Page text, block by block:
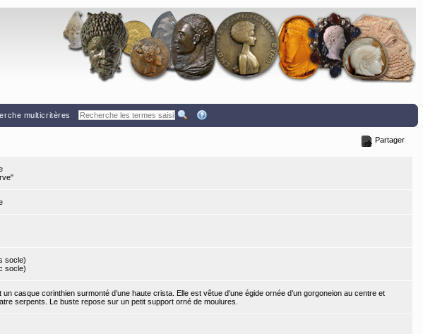
multicritères
Partager
socle)
socle)
un casque corinthien surmonté d’une haute crista. Elle est vêtue d’une égide ornée d’un gorgoneion au centre et
serpents. Le buste repose sur un petit support orné de moulures.